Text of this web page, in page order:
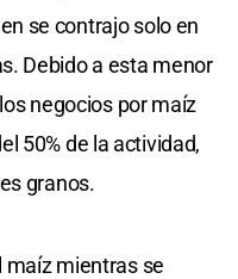
se contrajo solo en
Debido a esta menor
negocios por maíz
50% de la actividad,
granos.
maíz mientras se